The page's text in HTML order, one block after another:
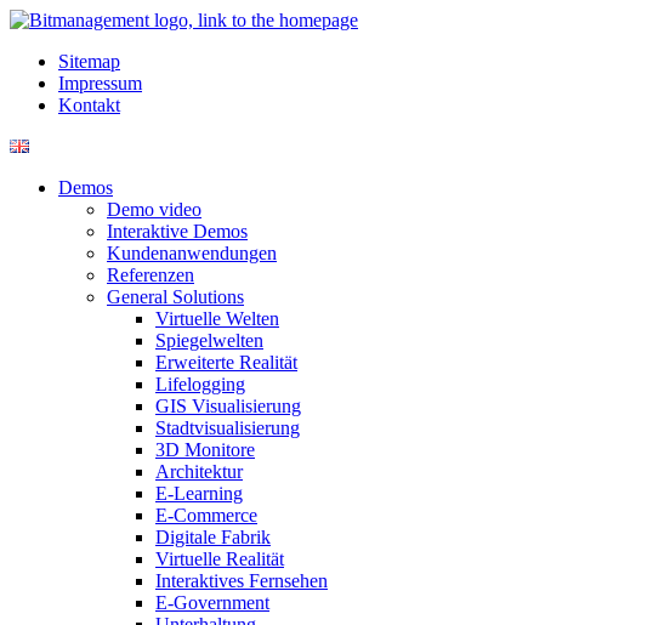
Sitemap
Impressum
Kontakt
Demos
Demo video
Interaktive Demos
Kundenanwendungen
Referenzen
General Solutions
Virtuelle Welten
Spiegelwelten
Erweiterte Realität
Lifelogging
GIS Visualisierung
Stadtvisualisierung
3D Monitore
Architektur
E-Learning
E-Commerce
Digitale Fabrik
Virtuelle Realität
Interaktives Fernsehen
E-Government